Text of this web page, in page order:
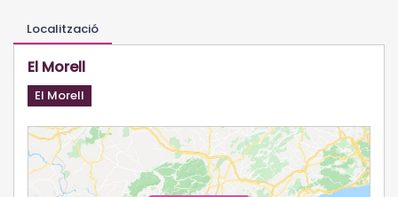
Localització
El Morell
El Morell